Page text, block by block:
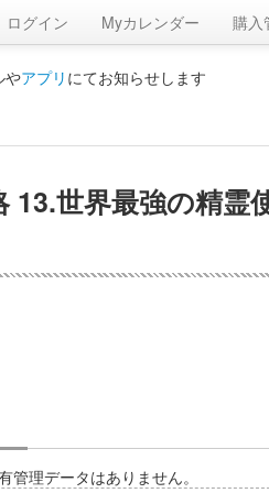
ログイン Myカレンダー 購入
やアプリ にてお知らせします
世界最強の精
管理データはありません。